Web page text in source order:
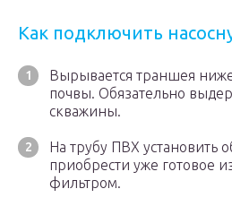
Как подключить
Вырывается траншея
почвы. Обязательно
скважины.
На трубу ПВХ установить
приобрести уже готовое
фильтром.